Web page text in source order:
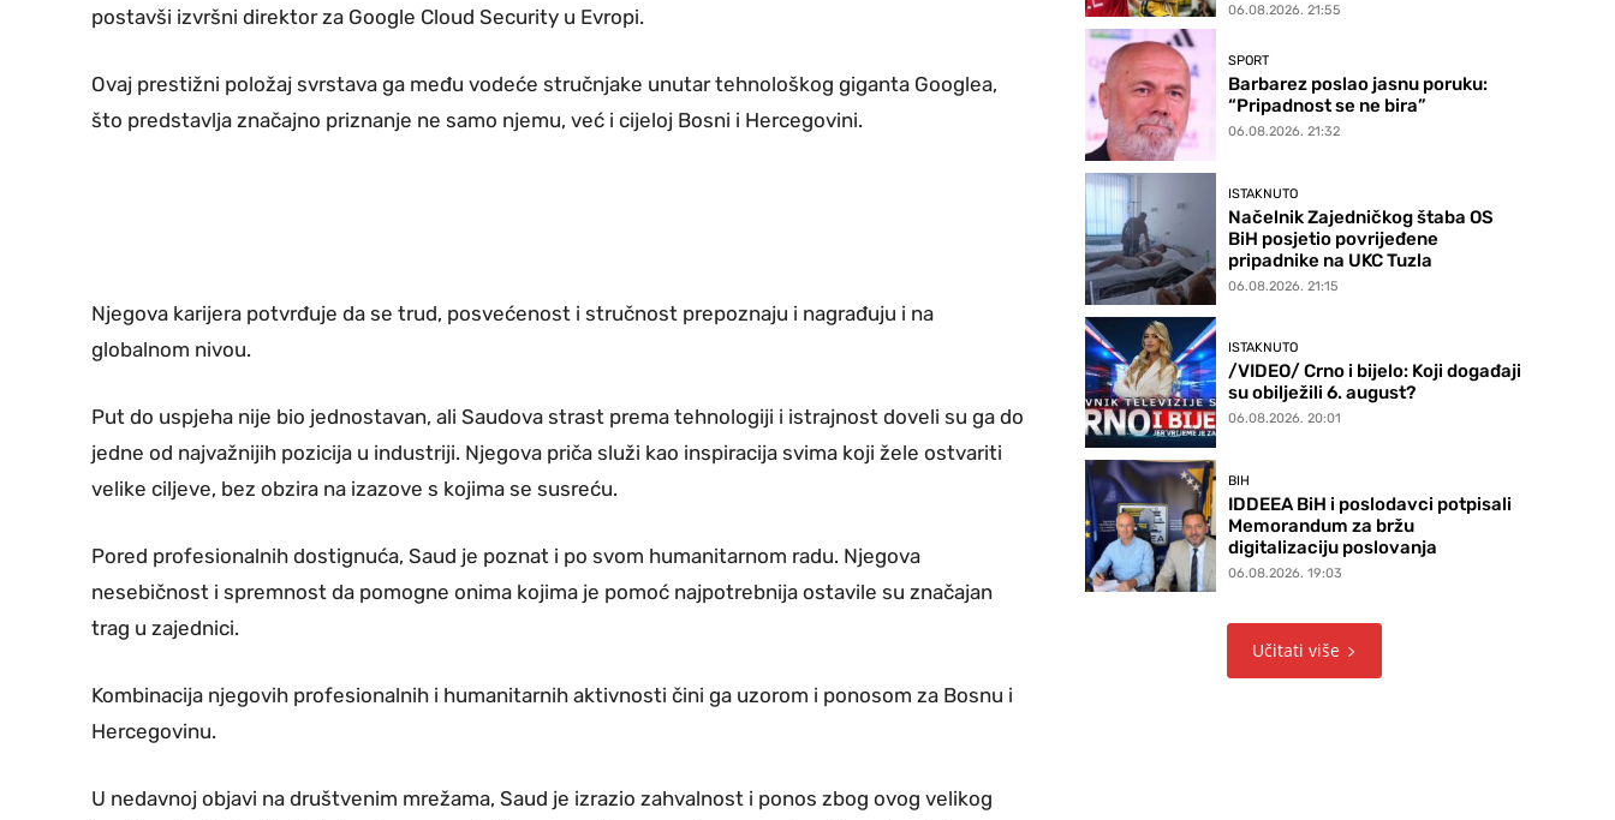
postavši izvršni direktor za Google Cloud Security u Evropi.
Ovaj prestižni položaj svrstava ga među vodeće stručnjake unutar tehnološkog giganta Googlea,
što predstavlja značajno priznanje ne samo njemu, već i cijeloj Bosni i Hercegovini.
Njegova karijera potvrđuje da se trud, posvećenost i stručnost prepoznaju i nagrađuju i na
globalnom nivou.
Put do uspjeha nije bio jednostavan, ali Saudova strast prema tehnologiji i istrajnost doveli su ga do
jedne od najvažnijih pozicija u industriji. Njegova priča služi kao inspiracija svima koji žele ostvariti
velike ciljeve, bez obzira na izazove s kojima se susreću.
Pored profesionalnih dostignuća, Saud je poznat i po svom humanitarnom radu. Njegova
nesebičnost i spremnost da pomogne onima kojima je pomoć najpotrebnija ostavile su značajan
trag u zajednici.
Kombinacija njegovih profesionalnih i humanitarnih aktivnosti čini ga uzorom i ponosom za Bosnu i
Hercegovinu.
U nedavnoj objavi na društvenim mrežama, Saud je izrazio zahvalnost i ponos zbog ovog velikog
06.08.2026. 21:55
SPORT
Barbarez poslao jasnu poruku:
“Pripadnost se ne bira”
06.08.2026. 21:32
ISTAKNUTO
Načelnik Zajedničkog štaba OS
BiH posjetio povrijeđene
pripadnike na UKC Tuzla
06.08.2026. 21:15
ISTAKNUTO
/VIDEO/ Crno i bijelo: Koji događaji
su obilježili 6. august?
06.08.2026. 20:01
BIH
IDDEEA BiH i poslodavci potpisali
Memorandum za bržu
digitalizaciju poslovanja
06.08.2026. 19:03
Učitati više